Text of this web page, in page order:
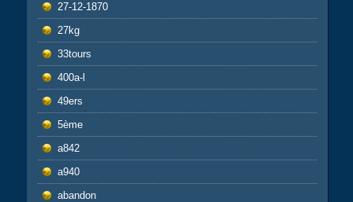
27-12-1870
27kg
33tours
400a-l
49ers
5ème
a842
a940
abandon